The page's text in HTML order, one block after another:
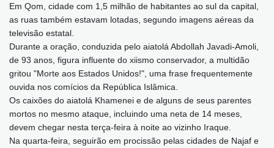
Em Qom, cidade com 1,5 milhão de habitantes ao sul da capital,
as ruas também estavam lotadas, segundo imagens aéreas da
televisão estatal.
Durante a oração, conduzida pelo aiatolá Abdollah Javadi-Amoli,
de 93 anos, figura influente do xiismo conservador, a multidão
gritou "Morte aos Estados Unidos!", uma frase frequentemente
ouvida nos comícios da República Islâmica.
Os caixões do aiatolá Khamenei e de alguns de seus parentes
mortos no mesmo ataque, incluindo uma neta de 14 meses,
devem chegar nesta terça-feira à noite ao vizinho Iraque.
Na quarta-feira, seguirão em procissão pelas cidades de Najaf e